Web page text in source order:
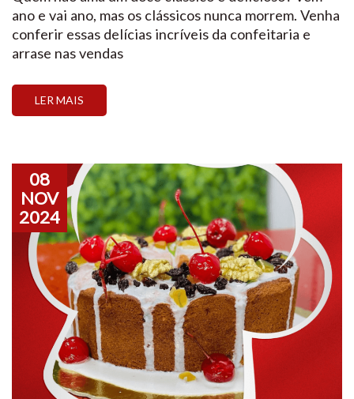
ano e vai ano, mas os clássicos nunca morrem. Venha
conferir essas delícias incríveis da confeitaria e
arrase nas vendas
LER MAIS
08
NOV
2024